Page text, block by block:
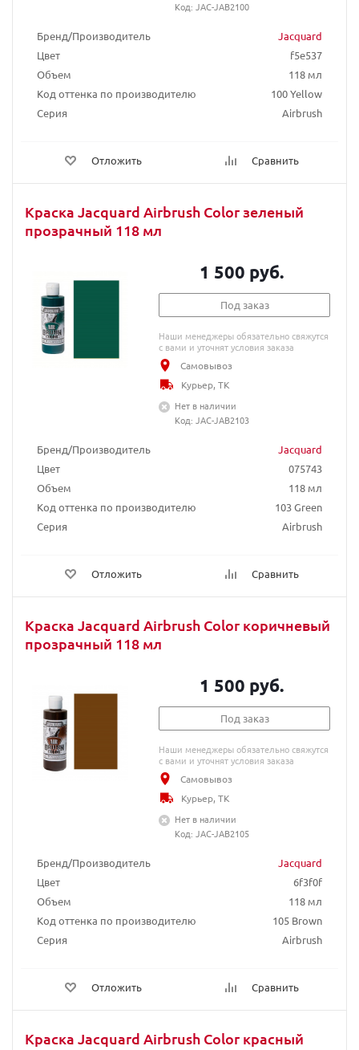
Бренд/Производитель
Jacquard
Цвет
f5e537
Объем
118 мл
Код оттенка по производителю
100 Yellow
Серия
Airbrush
Отложить Сравнить
Код: JAC-JAB2100
Краска Jacquard Airbrush Color зеленый
прозрачный 118 мл
Бренд/Производитель
Jacquard
Цвет
075743
Объем
118 мл
Код оттенка по производителю
103 Green
Серия
Airbrush
Отложить Сравнить
1 500 руб.
Под заказ
Наши менеджеры обязательно свяжутся
с вами и уточнят условия заказа
Самовывоз
Курьер, ТК
Нет в наличии
Код: JAC-JAB2103
Краска Jacquard Airbrush Color коричневый
прозрачный 118 мл
Бренд/Производитель
Jacquard
Цвет
6f3f0f
Объем
118 мл
Код оттенка по производителю
105 Brown
Серия
Airbrush
Отложить Сравнить
1 500 руб.
Под заказ
Наши менеджеры обязательно свяжутся
с вами и уточнят условия заказа
Самовывоз
Курьер, ТК
Нет в наличии
Код: JAC-JAB2105
Краска Jacquard Airbrush Color красный